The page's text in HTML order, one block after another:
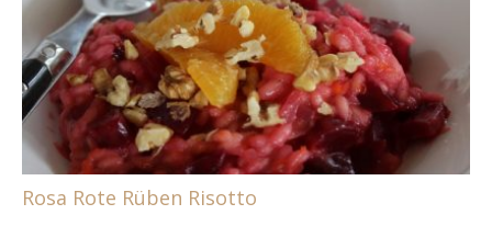
Rosa Rote Rüben Risotto